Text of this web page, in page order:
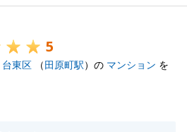
5
台東区 （ 田原町駅）の マンション を